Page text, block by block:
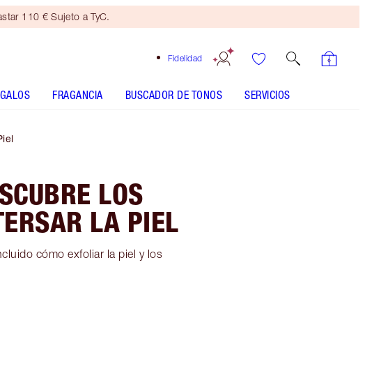
110 € Sujeto a TyC.
Fidelidad
FRAGANCIA BUSCADOR DE TONOS SERVICIOS
LOS
LA PIEL
cómo exfoliar la piel y los